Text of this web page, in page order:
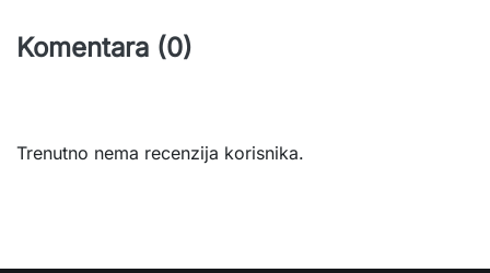
Komentara (0)
Trenutno nema recenzija korisnika.